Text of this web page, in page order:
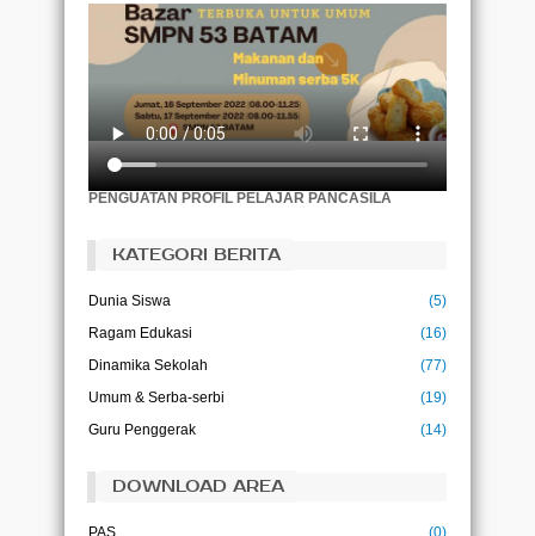
kebetulan, itu harus dicari dengan semangat
ketekunan.
(Abigail Adams)
Akar pendidikan itu akan terasa pahit,
namun buahnya akan terasa manis.
(Aristotle)
Pendidikan adalah tiket ke masa depan, hari
esok dimiliki oleh orang-orang yang
mempersiapkan dirinyasejak hari ini.
(John Dewey)
(Abu Bakar)
tanpa ilmu adalah kesia-siaan
PENGUATAN PROFIL PELAJAR PANCASILA
KATEGORI BERITA
Dunia Siswa
(5)
Ragam Edukasi
(16)
Dinamika Sekolah
(77)
Umum & Serba-serbi
(19)
Guru Penggerak
(14)
DOWNLOAD AREA